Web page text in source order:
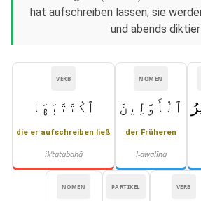
hat aufschreiben lassen; sie
und abends
NOMEN
ٱلْأَوَّلِينَ
der Früheren
l-awalīna
VERB
ٱكْتَتَبَهَا
die er aufschreiben ließ
ik'tatabahā
VERB
PARTIKEL
NOMEN